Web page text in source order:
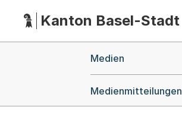
HauptnavigationKanton Basel-Stadt
Medien
Medienmitteilungen